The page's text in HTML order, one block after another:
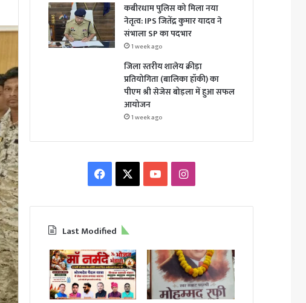
कबीरधाम पुलिस को मिला नया
नेतृत्व: IPS जितेंद्र कुमार यादव ने
संभाला SP का पदभार
1 week ago
जिला स्तरीय शालेय क्रीड़ा
प्रतियोगिता (बालिका हॉकी) का
पीएम श्री सेजेस बोड़ला में हुआ सफल
आयोजन
1 week ago
Facebook YouTubeInstagram
Last Modified